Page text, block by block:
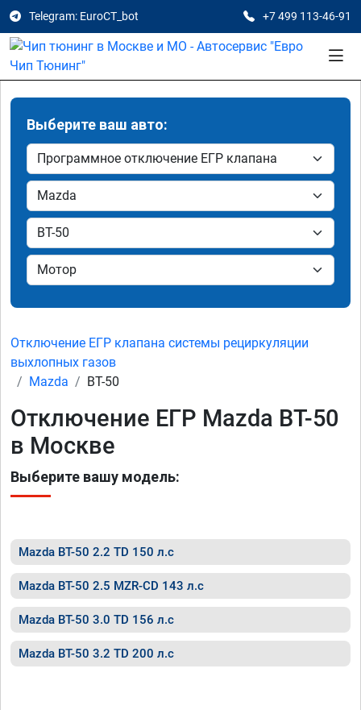
Telegram: EuroCT_bot +7 499 113-46-91
Выберите ваш авто:
Отключение ЕГР клапана системы рециркуляции
выхлопных газов
Mazda
BT-50
Отключение ЕГР Mazda BT-50
в Москве
Выберите вашу модель:
Mazda BT-50 2.2 TD 150 л.с
Mazda BT-50 2.5 MZR-CD 143 л.с
Mazda BT-50 3.0 TD 156 л.с
Mazda BT-50 3.2 TD 200 л.с